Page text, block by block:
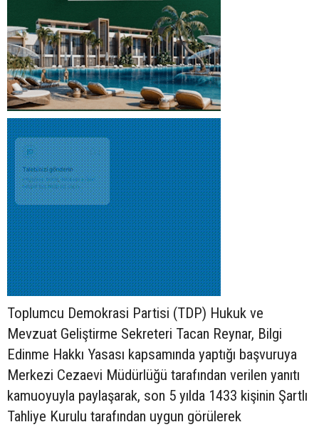
Toplumcu Demokrasi Partisi (TDP) Hukuk ve
Mevzuat Geliştirme Sekreteri Tacan Reynar, Bilgi
Edinme Hakkı Yasası kapsamında yaptığı başvuruya
Merkezi Cezaevi Müdürlüğü tarafından verilen yanıtı
kamuoyuyla paylaşarak, son 5 yılda 1433 kişinin Şartlı
Tahliye Kurulu tarafından uygun görülerek